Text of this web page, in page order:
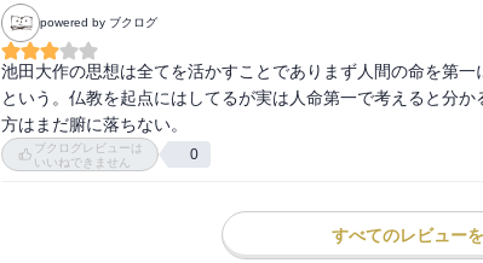
powered by ブクログ
池田大作の思想は全てを活かすことでありまず人間の命を第
という。仏教を起点にはしてるが実は人命第一で考えると分
方はまだ腑に落ちない。
ブクログレビューは
いいねできません
0
すべてのレビュー